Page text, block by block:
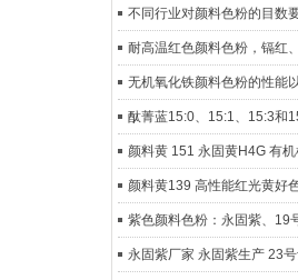
不同行业对颜料色粉的目数要求
耐高温红色颜料色粉，镉红
无机氧化铁颜料色粉的性能以
酞菁蓝15:0、15:1、15:3和
颜料黄 151 永固黄H4G 有
颜料黄139 高性能红光黄好
紫色颜料色粉：永固紫
永固紫厂家 永固紫生产 23